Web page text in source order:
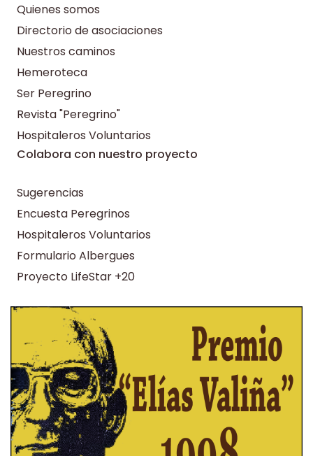
Quienes somos
Directorio de asociaciones
Nuestros caminos
Hemeroteca
Ser Peregrino
Revista "Peregrino"
Hospitaleros Voluntarios
Colabora con nuestro proyecto
Sugerencias
Encuesta Peregrinos
Hospitaleros Voluntarios
Formulario Albergues
Proyecto LifeStar +20